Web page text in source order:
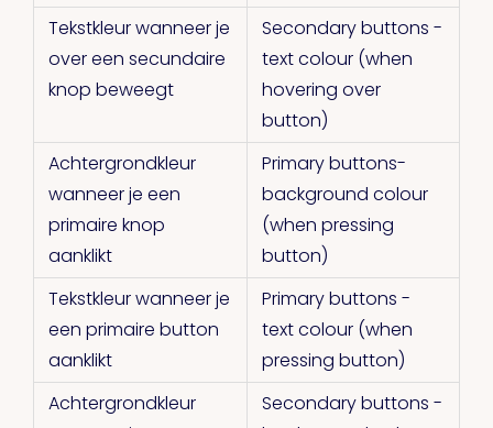
Tekstkleur wanneer je
over een secundaire
knop beweegt
Secondary buttons -
text colour (when
hovering over
button)
Achtergrondkleur
wanneer je een
primaire knop
aanklikt
Primary buttons-
background colour
(when pressing
button)
Tekstkleur wanneer je
een primaire button
aanklikt
Primary buttons -
text colour (when
pressing button)
Achtergrondkleur
Secondary buttons -